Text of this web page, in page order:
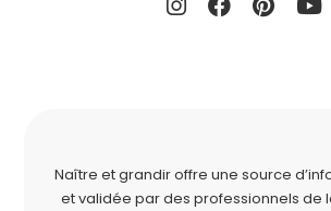
Naître et grandir offre une source
et validée par des professionnels de